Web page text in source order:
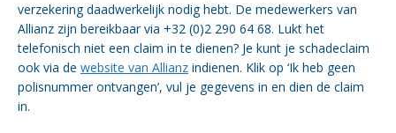
verzekering daadwerkelijk nodig hebt. De medewerkers van
Allianz zijn bereikbaar via +32 (0)2 290 64 68. Lukt het
telefonisch niet een claim in te dienen? Je kunt je schadeclaim
ook via de website van Allianz indienen. Klik op ‘Ik heb geen
polisnummer ontvangen’, vul je gegevens in en dien de claim
in.